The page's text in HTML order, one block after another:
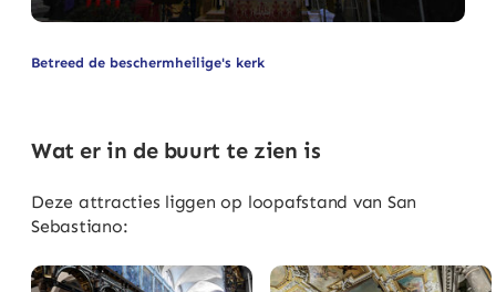
Betreed de beschermheilige's kerk
Wat er in de buurt te zien is
Deze attracties liggen op loopafstand van San
Sebastiano: